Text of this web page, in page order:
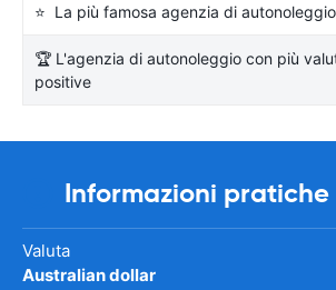
⭐ La più famosa agenzia di autonoleggio
🏆 L'agenzia di autonoleggio con più
positive
Informazioni pratiche
Valuta
Australian dollar